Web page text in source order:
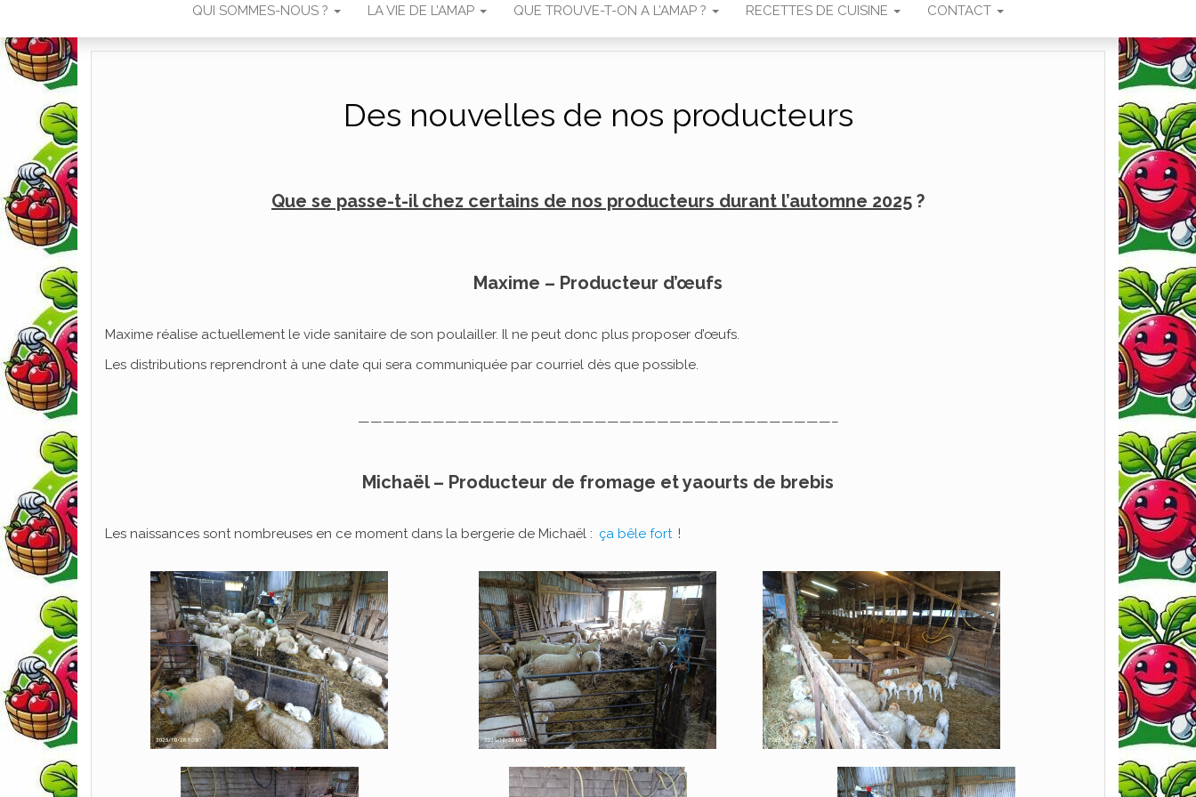
QUI SOMMES-NOUS ? LA VIE DE L’AMAP QUE TROUVE-T-ON A L’AMAP ? RECETTES DE CUISINE CONTACT
Des nouvelles de nos producteurs
Que se passe-t-il chez certains de nos producteurs durant l’automne 2025 ?
Maxime – Producteur d’œufs
Maxime réalise actuellement le vide sanitaire de son poulailler. Il ne peut donc plus proposer d’œufs.
Les distributions reprendront à une date qui sera communiquée par courriel dès que possible.
——————————————————————————————————————–
Michaël – Producteur de fromage et yaourts de brebis
Les naissances sont nombreuses en ce moment dans la bergerie de Michaël : ça bêle fort !